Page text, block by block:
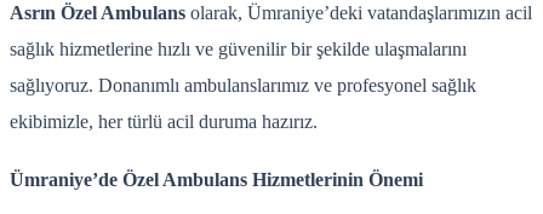
Asrın Özel Ambulans olarak, Ümraniye’deki vatandaşlarımızın acil
sağlık hizmetlerine hızlı ve güvenilir bir şekilde ulaşmalarını
sağlıyoruz. Donanımlı ambulanslarımız ve profesyonel sağlık
ekibimizle, her türlü acil duruma hazırız.
Ümraniye’de Özel Ambulans Hizmetlerinin Önemi